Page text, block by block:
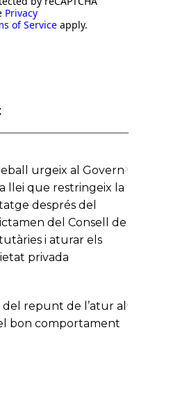
Privacy
of Service apply.
urgeix al Govern
llei que restringeix la
després del
del Consell de
i aturar els
privada
repunt de l’atur al
bon comportament